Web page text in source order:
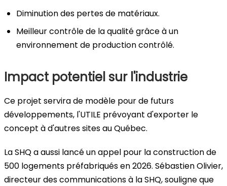
Diminution des pertes de matériaux.
Meilleur contrôle de la qualité grâce à un
environnement de production contrôlé.
Impact potentiel sur l'industrie
Ce projet servira de modèle pour de futurs
développements, l'UTILE prévoyant d'exporter le
concept à d'autres sites au Québec.
La SHQ a aussi lancé un appel pour la construction de
500 logements préfabriqués en 2026. Sébastien Olivier,
directeur des communications à la SHQ, souligne que